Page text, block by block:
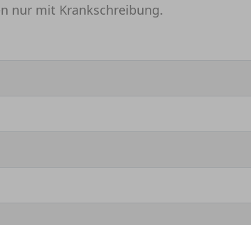
nur mit Krankschreibung.